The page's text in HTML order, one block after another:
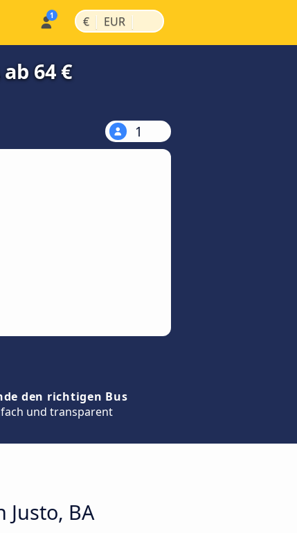
€ | EUR |
64 €
1
den richtigen Bus
und transparent
Justo, BA